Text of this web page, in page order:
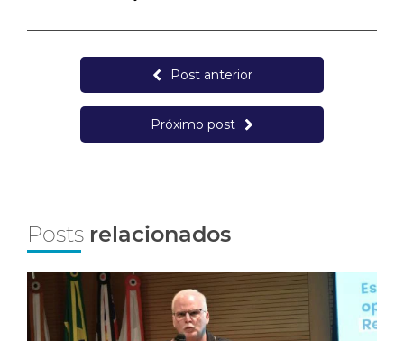
Post anterior
Próximo post
Posts relacionados